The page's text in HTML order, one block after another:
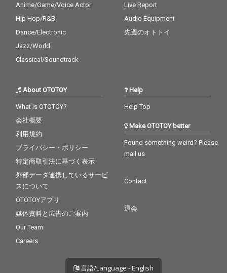
Anime/Game/Voice Actor
Hip Hop/R&B
Dance/Electronic
Jazz/World
Classical/Soundtrack
Live Report
Audio Equipment
先週のオトトイ
About OTOTOY
What is OTOTOY?
会社概要
利用規約
プライバシー・ポリシー
特定商取引法に基づく表示
外部データ連携しているサービ
スについて
OTOTOYアプリ
媒体資料と広告のご案内
Our Team
Careers
Help
Help Top
Make OTOTOY better
Found something weird? Please
mail us
Contact
退会
言語/Language - English